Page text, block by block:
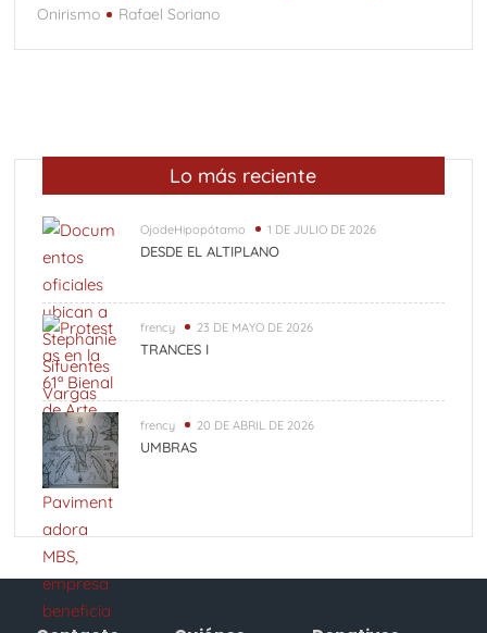
Onirismo
Rafael Soriano
Lo más reciente
OjodeHipopótamo 1 DE JULIO DE 2026
DESDE EL ALTIPLANO
frency 23 DE MAYO DE 2026
TRANCES I
frency 20 DE ABRIL DE 2026
UMBRAS